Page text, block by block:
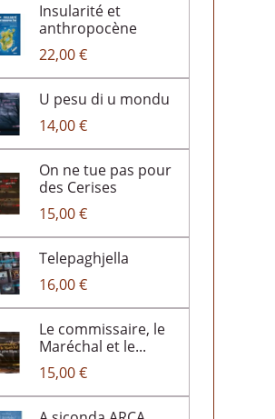
Insularité et
anthropocène
22,00 €
U pesu di u mondu
14,00 €
On ne tue pas pour
des Cerises
15,00 €
Telepaghjella
16,00 €
Le commissaire, le
Maréchal et le...
15,00 €